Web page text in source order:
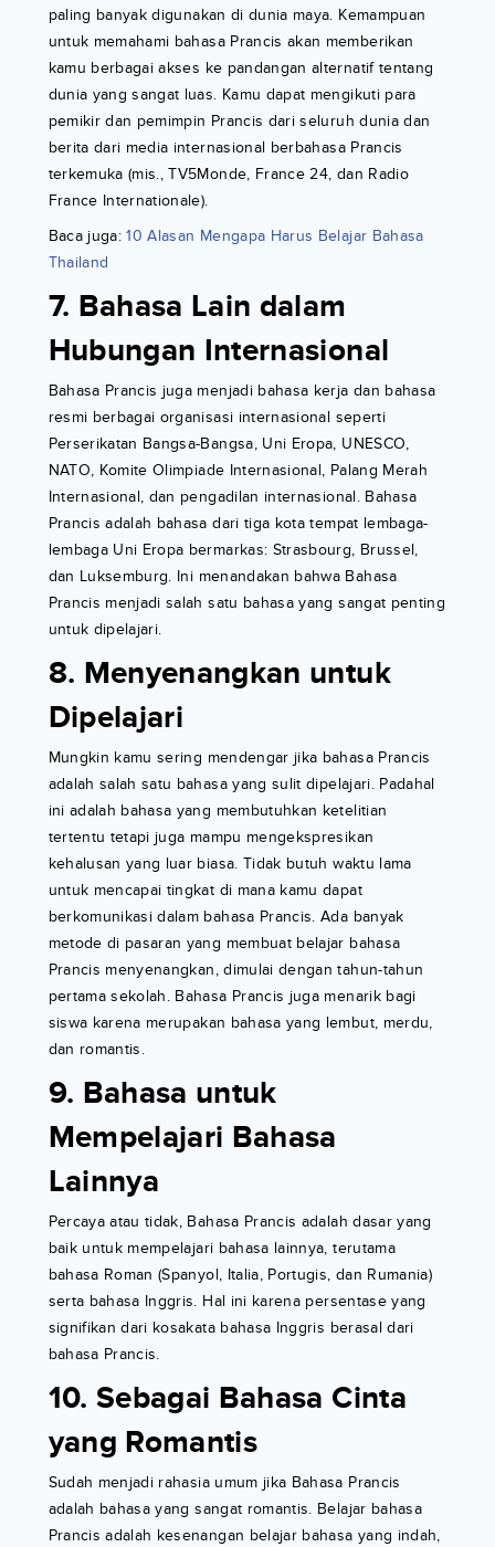
paling banyak digunakan di dunia maya. Kemampuan
untuk memahami bahasa Prancis akan memberikan
kamu berbagai akses ke pandangan alternatif tentang
dunia yang sangat luas. Kamu dapat mengikuti para
pemikir dan pemimpin Prancis dari seluruh dunia dan
berita dari media internasional berbahasa Prancis
terkemuka (mis., TV5Monde, France 24, dan Radio
France Internationale).
Baca juga:10 Alasan Mengapa Harus Belajar Bahasa
Thailand
7. Bahasa Lain dalam
Hubungan Internasional
Bahasa Prancis juga menjadi bahasa kerja dan bahasa
resmi berbagai organisasi internasional seperti
Perserikatan Bangsa-Bangsa, Uni Eropa, UNESCO,
NATO, Komite Olimpiade Internasional, Palang Merah
Internasional, dan pengadilan internasional. Bahasa
Prancis adalah bahasa dari tiga kota tempat lembaga-
lembaga Uni Eropa bermarkas: Strasbourg, Brussel,
dan Luksemburg. Ini menandakan bahwa Bahasa
Prancis menjadi salah satu bahasa yang sangat penting
untuk dipelajari.
8. Menyenangkan untuk
Dipelajari
Mungkin kamu sering mendengar jika bahasa Prancis
adalah salah satu bahasa yang sulit dipelajari. Padahal
ini adalah bahasa yang membutuhkan ketelitian
tertentu tetapi juga mampu mengekspresikan
kehalusan yang luar biasa. Tidak butuh waktu lama
untuk mencapai tingkat di mana kamu dapat
berkomunikasi dalam bahasa Prancis. Ada banyak
metode di pasaran yang membuat belajar bahasa
Prancis menyenangkan, dimulai dengan tahun-tahun
pertama sekolah. Bahasa Prancis juga menarik bagi
siswa karena merupakan bahasa yang lembut, merdu,
dan romantis.
9. Bahasa untuk
Mempelajari Bahasa
Lainnya
Percaya atau tidak, Bahasa Prancis adalah dasar yang
baik untuk mempelajari bahasa lainnya, terutama
bahasa Roman (Spanyol, Italia, Portugis, dan Rumania)
serta bahasa Inggris. Hal ini karena persentase yang
signifikan dari kosakata bahasa Inggris berasal dari
bahasa Prancis.
10. Sebagai Bahasa Cinta
yang Romantis
Sudah menjadi rahasia umum jika Bahasa Prancis
adalah bahasa yang sangat romantis. Belajar bahasa
Prancis adalah kesenangan belajar bahasa yang indah,